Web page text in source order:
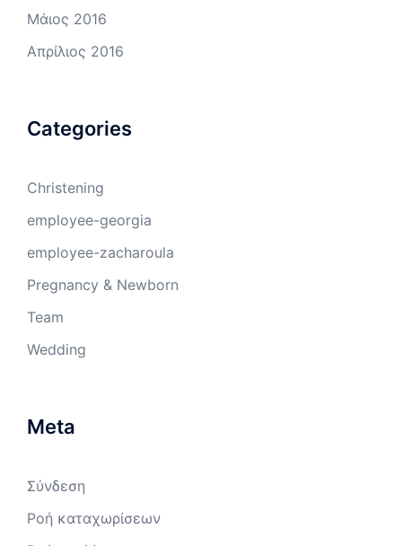
Μάιος 2016
Απρίλιος 2016
Categories
Christening
employee-georgia
employee-zacharoula
Pregnancy & Newborn
Team
Wedding
Meta
Σύνδεση
Ροή καταχωρίσεων